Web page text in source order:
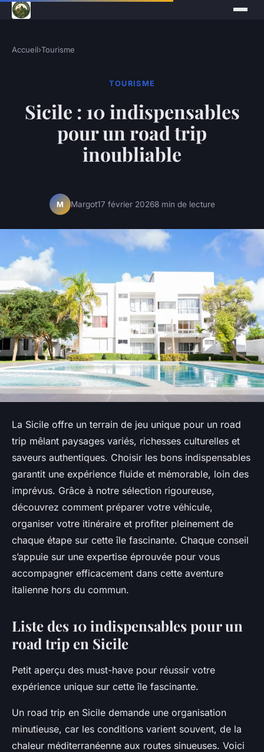
Accueil›Tourisme
TOURISME
Sicile : 10 indispensables
pour un road trip
inoubliable
M Margot17 février 20268 min de lecture
La Sicile offre un terrain de jeu unique pour un road
trip mêlant paysages variés, richesses culturelles et
saveurs authentiques. Choisir les bons indispensables
garantit une expérience fluide et mémorable, loin des
imprévus. Grâce à notre sélection rigoureuse,
découvrez comment préparer votre véhicule,
organiser votre itinéraire et profiter pleinement de
chaque étape sur cette île fascinante. Chaque conseil
s’appuie sur une expertise éprouvée pour vous
accompagner efficacement dans cette aventure
italienne hors du commun.
Liste des 10 indispensables pour un
road trip en Sicile
Petit aperçu des must-have pour réussir votre
expérience unique sur cette île fascinante.
Un road trip en Sicile demande une organisation
minutieuse, car les conditions varient souvent, de la
chaleur méditerranéenne aux routes sinueuses. Voici